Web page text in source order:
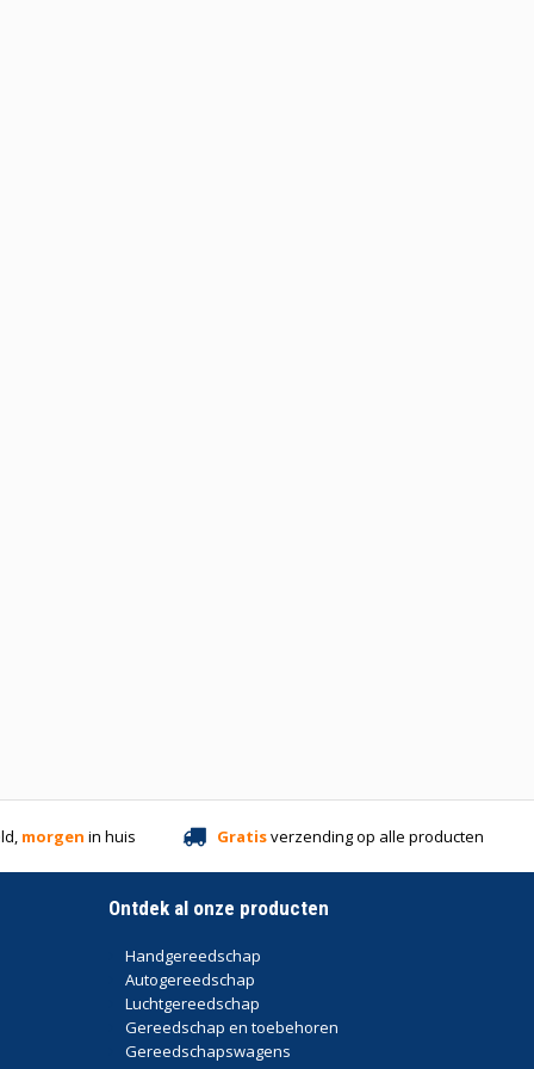
morgen in huis Gratisverzending op alle producten
Ontdek al onze producten
Handgereedschap
Autogereedschap
Luchtgereedschap
Gereedschap en toebehoren
Gereedschapswagens